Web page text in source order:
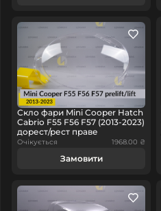
Скло фари Mini Cooper Hatch
Cabrio F55 F56 F57 (2013-2023)
дорест/рест праве
Очікується 1968.00 ₴
Замовити